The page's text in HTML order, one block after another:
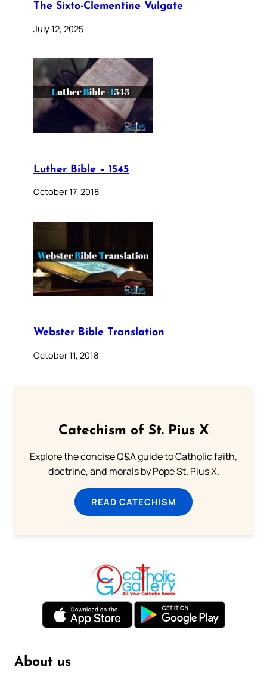
The Sixto-Clementine Vulgate
July 12, 2025
Luther Bible – 1545
October 17, 2018
Webster Bible Translation
October 11, 2018
Catechism of St. Pius X
Explore the concise Q&A guide to Catholic faith,
doctrine, and morals by Pope St. Pius X.
READ CATECHISM
About us